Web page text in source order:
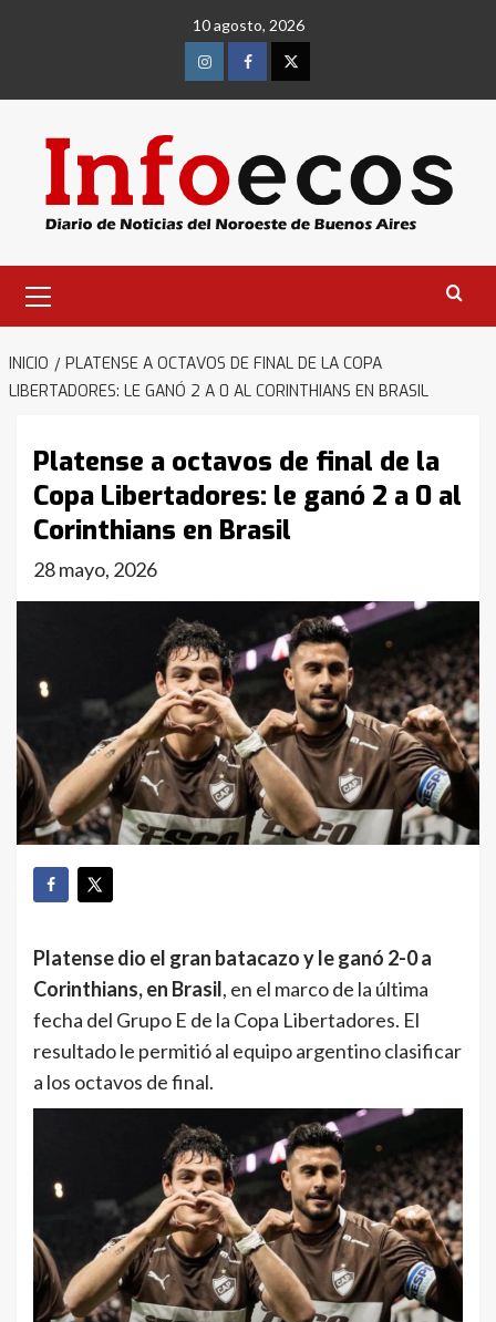
10 agosto, 2026
InstagramFacebookTwitter
primario
INICIO
PLATENSE A OCTAVOS DE FINAL DE LA COPA
LIBERTADORES: LE GANÓ 2 A 0 AL CORINTHIANS EN BRASIL
Platense a octavos de final de la
Copa Libertadores: le ganó 2 a 0 al
Corinthians en Brasil
28 mayo, 2026
Platense dio el gran batacazo y le ganó 2-0 a
Corinthians, en Brasil, en el marco de la última
fecha del Grupo E de la Copa Libertadores. El
resultado le permitió al equipo argentino clasificar
a los octavos de final.